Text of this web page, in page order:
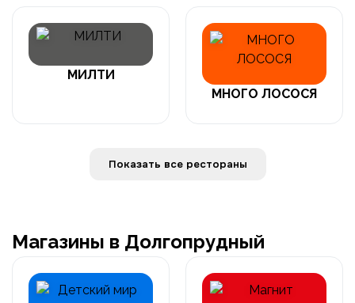
МИЛТИ
МНОГО ЛОСОСЯ
Показать все рестораны
Магазины в Долгопрудный